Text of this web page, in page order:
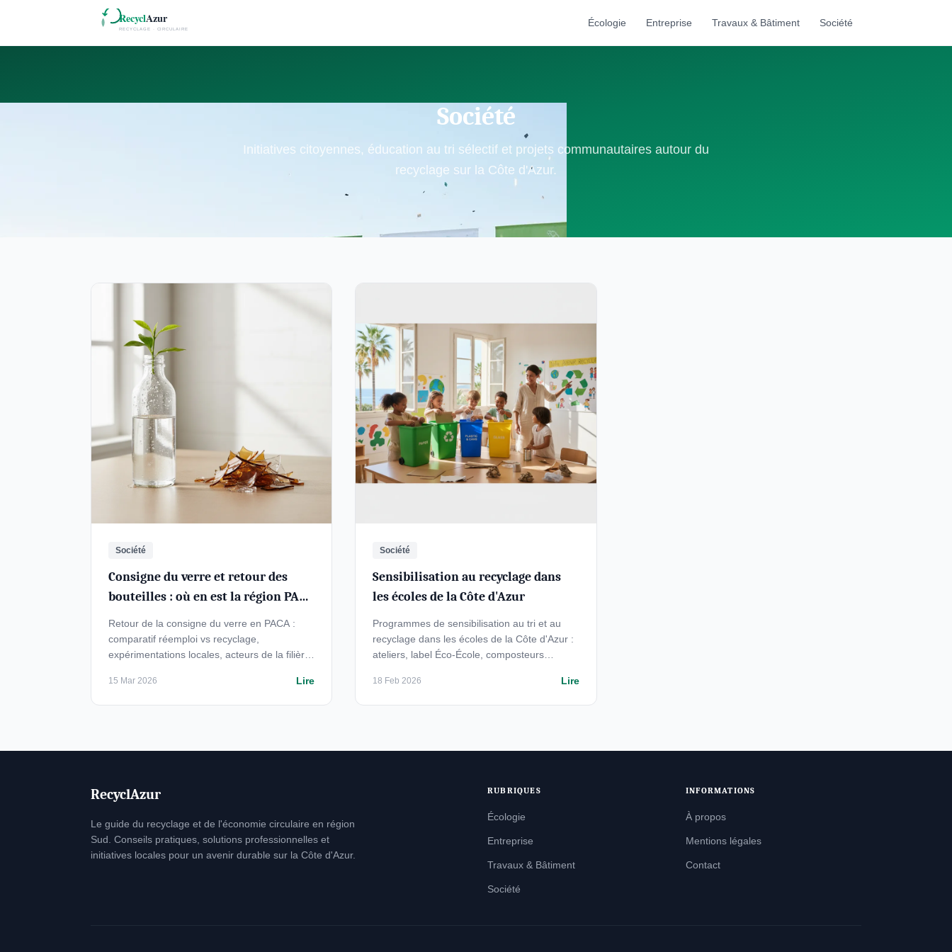
Écologie Entreprise Travaux & Bâtiment Société
Société
Initiatives citoyennes, éducation au tri sélectif et projets communautaires autour du
recyclage sur la Côte d'Azur.
Société
Consigne du verre et retour des
bouteilles : où en est la région PACA
?
Retour de la consigne du verre en PACA :
comparatif réemploi vs recyclage,
expérimentations locales, acteurs de la filière
15 Mar 2026 Lire
Société
Sensibilisation au recyclage dans
les écoles de la Côte d'Azur
Programmes de sensibilisation au tri et au
recyclage dans les écoles de la Côte d'Azur :
ateliers, label Éco-École, composteurs
18 Feb 2026 Lire
RecyclAzur
Le guide du recyclage et de l'économie circulaire en région
Sud. Conseils pratiques, solutions professionnelles et
initiatives locales pour un avenir durable sur la Côte d'Azur.
RUBRIQUES
Écologie
Entreprise
Travaux & Bâtiment
Société
INFORMATIONS
À propos
Mentions légales
Contact